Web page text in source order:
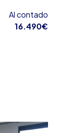
Al contado
16.490€